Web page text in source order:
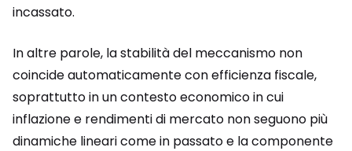
incassato.
In altre parole, la stabilità del meccanismo non
coincide automaticamente con efficienza fiscale,
soprattutto in un contesto economico in cui
inflazione e rendimenti di mercato non seguono più
dinamiche lineari come in passato e la componente